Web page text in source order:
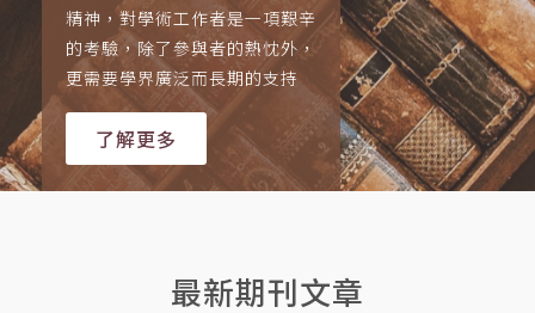
精神，對學術工作者是一項艱辛
的考驗，除了參與者的熱忱外，
更需要學界廣泛而長期的支持
了解更多
最新期刊文章